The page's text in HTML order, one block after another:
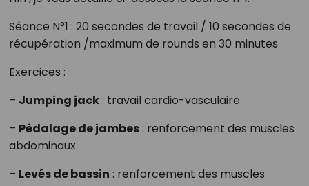
Séance N°1 : 20 secondes de travail / 10 secondes de
récupération /maximum de rounds en 30 minutes
Exercices :
– Jumping jack: travail cardio-vasculaire
– Pédalage de jambes: renforcement des muscles
abdominaux
– Levés de bassin : renforcement des muscles